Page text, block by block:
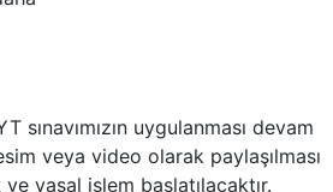
uygulanması devam
veya video olarak paylaşılması
yasal işlem başlatılacaktır.